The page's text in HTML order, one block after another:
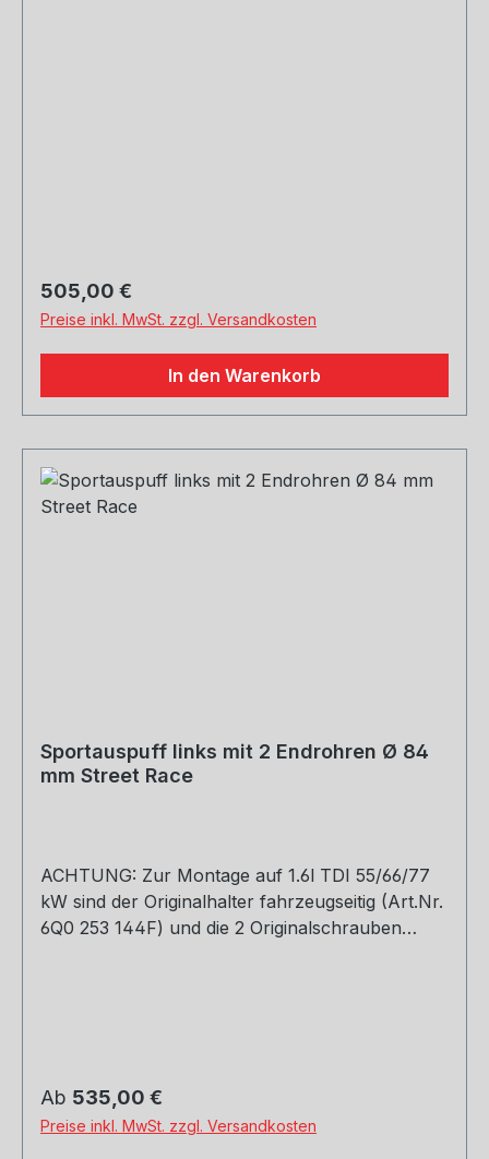
Regulärer Preis:
505,00 €
Preise inkl. MwSt. zzgl. Versandkosten
In den Warenkorb
Sportauspuff links mit 2 Endrohren Ø 84
mm Street Race
ACHTUNG: Zur Montage auf 1.6l TDI 55/66/77
kW sind der Originalhalter fahrzeugseitig (Art.Nr.
6Q0 253 144F) und die 2 Originalschrauben
Verbundkonstruktion aus gebürstetem Edelstahl
und Carbon. Dabei wird in der Produktion die
Carboninnenhülse in den lasergeschnittenen
Regulärer Preis:
Ab 535,00 €
Preise inkl. MwSt. zzgl. Versandkosten